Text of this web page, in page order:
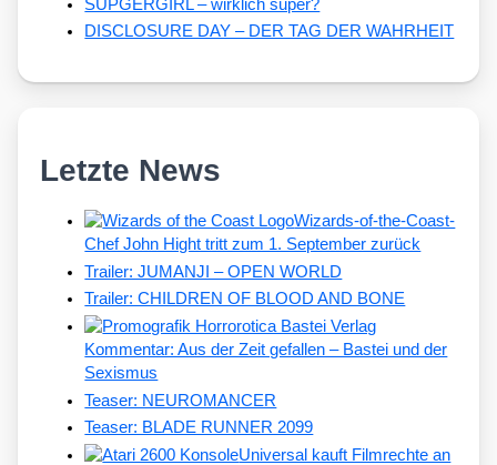
SUPGERGIRL – wirklich super?
DISCLOSURE DAY – DER TAG DER WAHRHEIT
Letzte News
Wizards-of-the-Coast-
Chef John Hight tritt zum 1. September zurück
Trailer: JUMANJI – OPEN WORLD
Trailer: CHILDREN OF BLOOD AND BONE
Kommentar: Aus der Zeit gefallen – Bastei und der
Sexismus
Teaser: NEUROMANCER
Teaser: BLADE RUNNER 2099
Universal kauft Filmrechte an